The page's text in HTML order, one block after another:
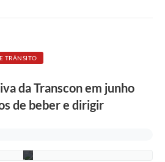
TRÂNSITO
da Transcon em junho
de beber e dirigir
o
i
a